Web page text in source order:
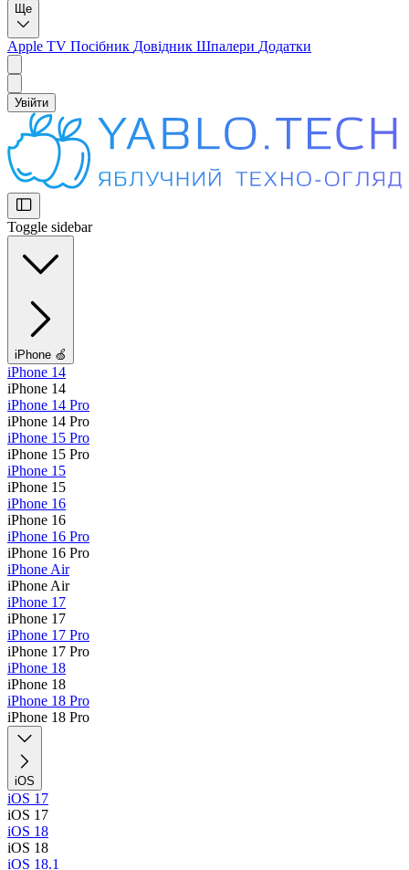
Ще
Apple TV Посібник Довідник Шпалери Додатки
Увійти
Toggle sidebar
iPhone 🍏
iPhone 14
iPhone 14
iPhone 14 Pro
iPhone 14 Pro
iPhone 15 Pro
iPhone 15 Pro
iPhone 15
iPhone 15
iPhone 16
iPhone 16
iPhone 16 Pro
iPhone 16 Pro
iPhone Air
iPhone Air
iPhone 17
iPhone 17
iPhone 17 Pro
iPhone 17 Pro
iPhone 18
iPhone 18
iPhone 18 Pro
iPhone 18 Pro
iOS
iOS 17
iOS 17
iOS 18
iOS 18
iOS 18.1